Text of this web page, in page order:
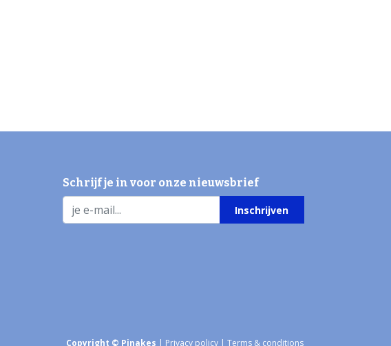
Schrijf je in voor onze nieuwsbrief
Inschrijven
Copyright © Pinakes | Privacy policy | Terms & conditions